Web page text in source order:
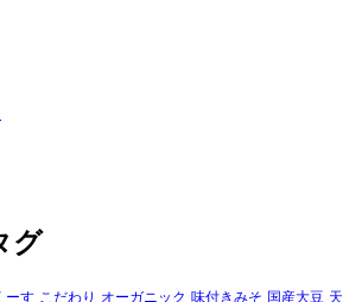
グ
ーす こだわり オーガニック 味付きみそ 国産大豆 天